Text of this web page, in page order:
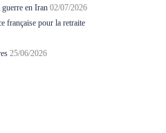
guerre en Iran 02/07/2026
française pour la retraite
25/06/2026